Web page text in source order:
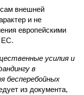
внешней
и не
европейскими
ЕС.
усилия и
в
бесперебойных
из документа,